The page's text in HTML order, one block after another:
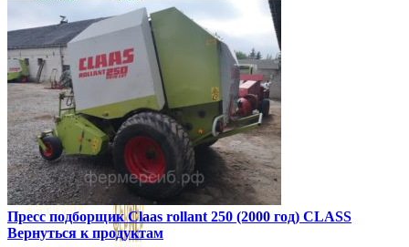
Пресс подборщик Claas rollant 250 (2000 год) CLASS
Вернуться к продуктам